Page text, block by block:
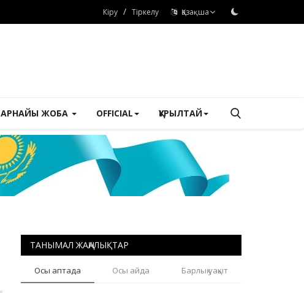
Кіру / Тіркелу Қазақша
АРНАЙЫ ЖОБА OFFICIAL ҚҰРЫЛТАЙ
ТАНЫМАЛ ЖАҢАЛЫҚТАР
Осы аптада Осы айда Барлық уақыт